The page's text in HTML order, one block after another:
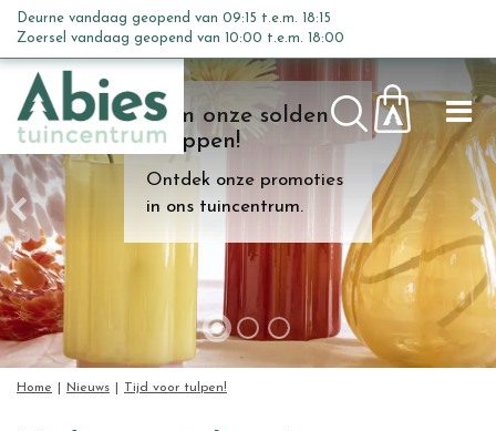
n
c
o
n
t
e
n
t
Kom onze solden
shoppen!
Ontdek onze promoties
in ons tuincentrum.
Home Nieuws Tijd voor tulpen!
Deurne vandaag geopend van 09:15 t.e.m. 18:15
Zoersel vandaag geopend van 10:00 t.e.m. 18:00